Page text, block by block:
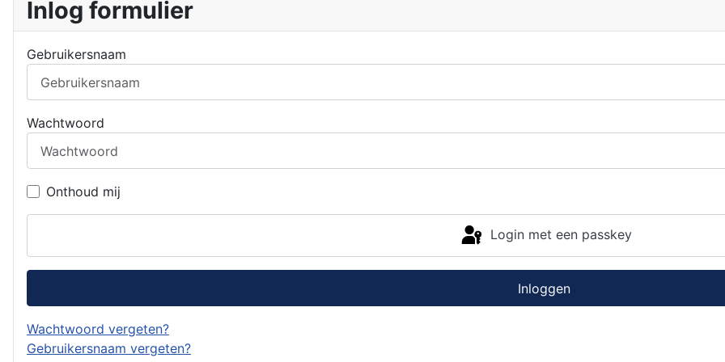
Inlog formulier
Gebruikersnaam
Wachtwoord
Onthoud mij
Login met een passkey
Inloggen
Wachtwoord vergeten?
Gebruikersnaam vergeten?